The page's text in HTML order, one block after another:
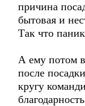
причина
бытовая и
Так что
А ему потом
после
кругу